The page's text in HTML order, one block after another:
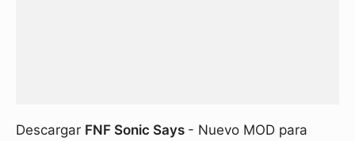
Descargar FNF Sonic Says - Nuevo MOD para